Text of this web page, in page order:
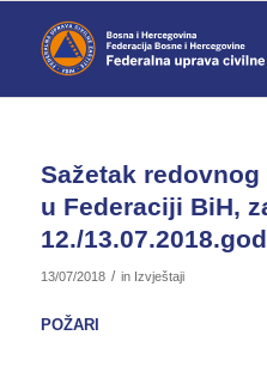
Sažetak
u Federaciji BiH,
12./
13/07/2018 / in Izvještaji
POŽARI